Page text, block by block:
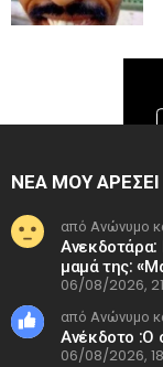
Thursday, 06-Aug-26
ΝΕΑ ΜΟΥ ΑΡΕΣΕΙ
από Ανώνυμο
Ανεκδοτάρα:
μαμά της:
06/08/2026,
από Ανώνυμο
Ανέκδοτο :Ο
06/08/2026,